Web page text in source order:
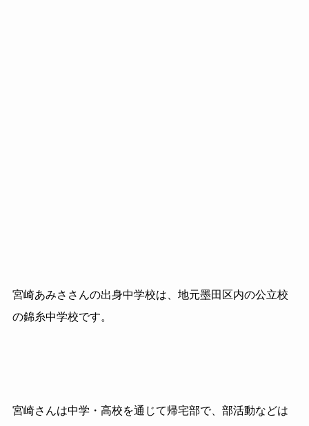
宮崎あみささんの出身中学校は、地元墨田区内の公立校
の錦糸中学校です。
宮崎さんは中学・高校を通じて帰宅部で、部活動などは